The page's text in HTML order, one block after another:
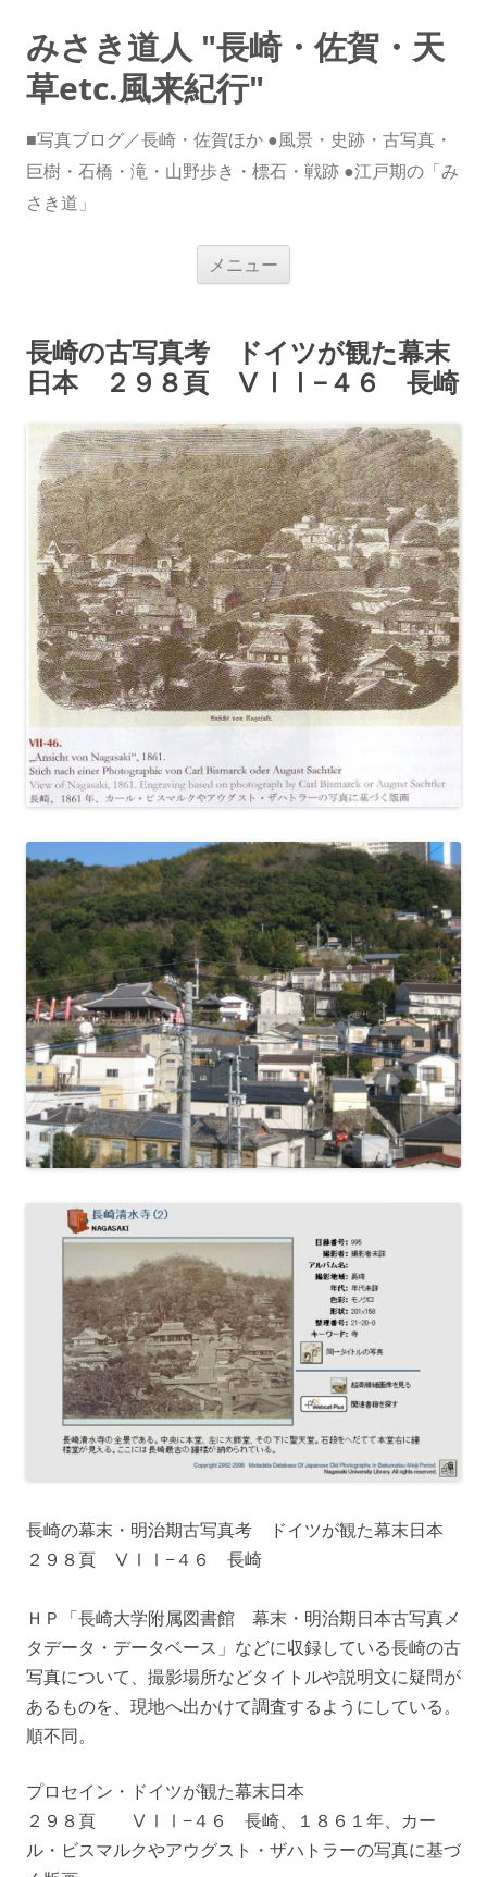
みさき道人 "長崎・佐賀・天
草etc.風来紀行"
■写真ブログ／長崎・佐賀ほか ●風景・史跡・古写真・
巨樹・石橋・滝・山野歩き・標石・戦跡 ●江戸期の「み
さき道」
メニュー
ス
キ
ッ
プ
長崎の古写真考 ドイツが観た幕末
日本 ２９８頁 ⅤⅠⅠ−４６ 長崎
長崎の幕末・明治期古写真考 ドイツが観た幕末日本
２９８頁 ⅤⅠⅠ−４６ 長崎
ＨＰ「長崎大学附属図書館 幕末・明治期日本古写真メ
タデータ・データベース」などに収録している長崎の古
写真について、撮影場所などタイトルや説明文に疑問が
あるものを、現地へ出かけて調査するようにしている。
順不同。
プロセイン・ドイツが観た幕末日本
２９８頁 ⅤⅠⅠ−４６ 長崎、１８６１年、カー
ル・ビスマルクやアウグスト・ザハトラーの写真に基づ